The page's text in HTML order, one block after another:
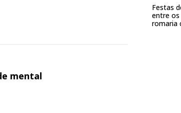
mental
Festas
entre os
romaria